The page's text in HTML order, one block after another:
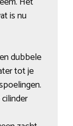
is nu
dubbele
tot je